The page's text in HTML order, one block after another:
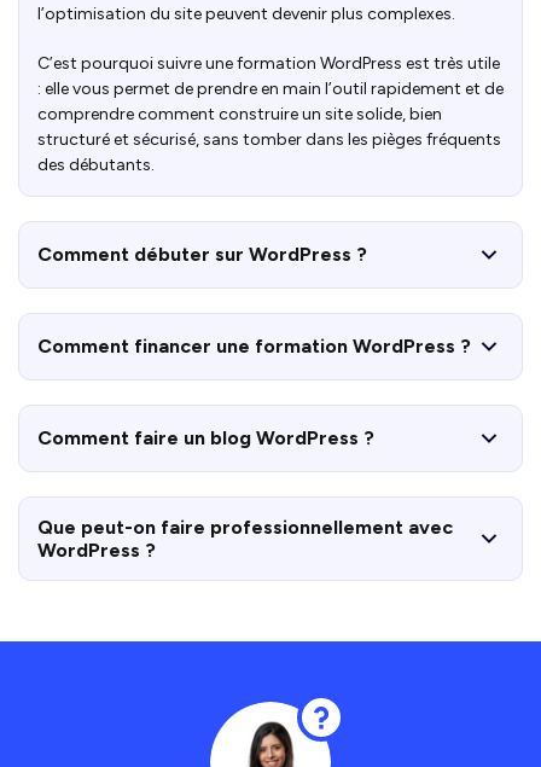
l’optimisation du site peuvent devenir plus complexes.
C’est pourquoi suivre une formation WordPress est très utile
: elle vous permet de prendre en main l’outil rapidement et de
comprendre comment construire un site solide, bien
structuré et sécurisé, sans tomber dans les pièges fréquents
des débutants.
Comment débuter sur WordPress ?
Comment financer une formation WordPress ?
Comment faire un blog WordPress ?
Que peut-on faire professionnellement avec
WordPress ?